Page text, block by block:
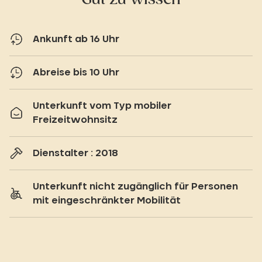
Ankunft ab 16 Uhr
Abreise bis 10 Uhr
Unterkunft vom Typ mobiler
Freizeitwohnsitz
Dienstalter : 2018
Unterkunft nicht zugänglich für Personen
mit eingeschränkter Mobilität